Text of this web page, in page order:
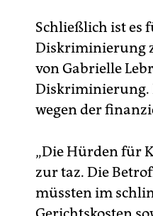
Schließlich ist es
Diskriminierung
von Gabrielle
Diskriminierung.
wegen der
„Die Hürden für
zur taz. Die
müssten im